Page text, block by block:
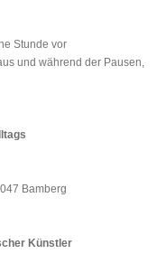
Stunde vor
und während der Pausen,
Bamberg
Künstler